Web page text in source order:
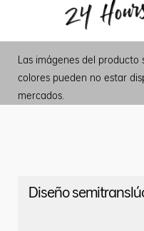
Las imágenes del
colores pueden no estar
mercados.
Diseño